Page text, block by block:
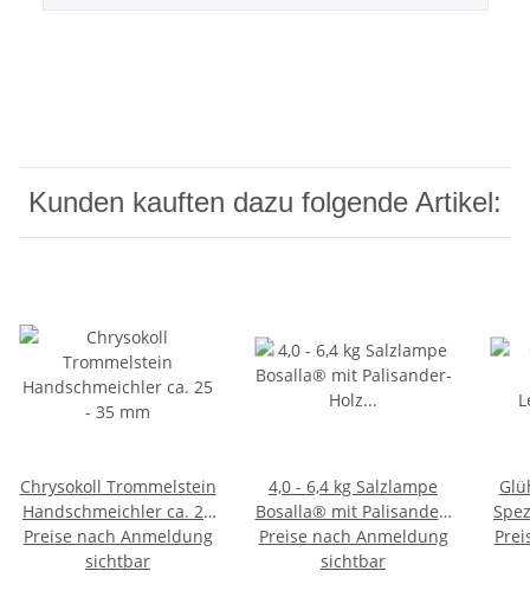
Kunden kauften dazu folgende Artikel:
Chrysokoll Trommelstein
Handschmeichler ca. 25
- 35 mm
Preise nach Anmeldung
sichtbar
4,0 - 6,4 kg Salzlampe
Bosalla® mit Palisander-
Holz Sockel, Salz Leuchte
mit 120 cm Kabel
Preise nach Anmeldung
sichtbar